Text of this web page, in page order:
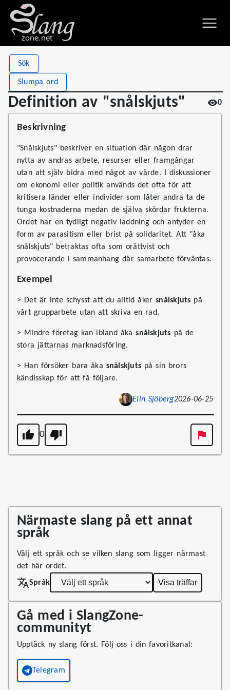
zone.net
Sök
Slumpa ord
Definition av "snålskjuts" 0
Definition av "snålskjuts"
Stat
Views
Definitions 1
Beskrivning
"Snålskjuts" beskriver en situation där någon drar
nytta av andras arbete, resurser eller framgångar
utan att själv bidra med något av värde. I diskussioner
om ekonomi eller politik används det ofta för att
kritisera länder eller individer som låter andra ta de
tunga kostnaderna medan de själva skördar frukterna.
Ordet har en tydligt negativ laddning och antyder en
form av parasitism eller brist på solidaritet. Att "åka
snålskjuts" betraktas ofta som orättvist och
provocerande i sammanhang där samarbete förväntas.
Exempel
> Det är inte schysst att du alltid åkersnålskjuts på
vårt grupparbete utan att skriva en rad.
> Mindre företag kan ibland åkasnålskjuts på de
stora jättarnas marknadsföring.
> Han försöker bara åka snålskjuts på sin brors
kändisskap för att få följare.
Elin Sjöberg2026-06-25
0
Närmaste slang på ett annat
språk
Välj ett språk och se vilken slang som ligger närmast
det här ordet.
Språk
Visa träffar
Gå med i SlangZone-
communityt
Upptäck ny slang först. Följ oss i din favoritkanal:
Telegram